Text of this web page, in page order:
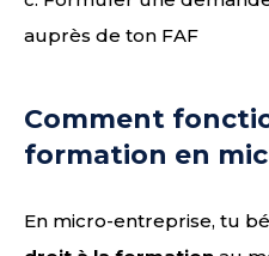
auprès de ton FAF
Comment
formation en
En micro-entreprise, tu